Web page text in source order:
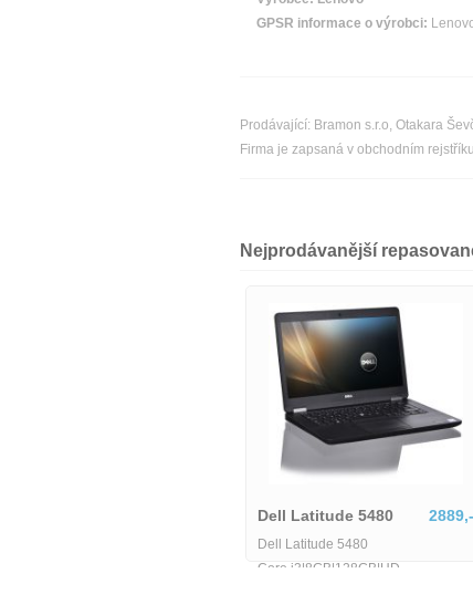
GPSR informace o výrobci:
Prodávající: Bramon s.r.o, Otakara
Firma je zapsaná v obchodním
Nejprodávanější
Dell Latitude 5480 2889,-
Dell Latitude 5480
Core i3|8GB|128GB|HD